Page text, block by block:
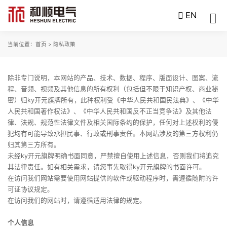
EN
当前位置： 首页 > 隐私政策
除非专门说明，本网站的产品、技术、数据、程序、版面设计、图案、流
程、音频、视频及其他信息的所有权利（包括但不限于知识产权、商业秘
密）归ky开元旗牌所有，此种权利受《中华人民共和国民法典》、《中华
人民共和国著作权法》、《中华人民共和国反不正当竞争法》及其他法
律、法规、规范性法律文件及相关国际条约的保护，任何对上述权利的侵
犯均有可能导致承担民事、行政或刑事责任。本网站涉及的第三方权利仍
归其第三方所有。
未经ky开元旗牌明确书面同意，严禁擅自使用上述信息，否则我们将追究
其法律责任。如有相关需求，请您事先取得ky开元旗牌的书面许可。
在访问我们网站需要使用网站提供的软件或驱动程序时，需遵循随附的许
可证协议规定。
在访问我们的网站时，请遵循适用法律的规定。
个人信息